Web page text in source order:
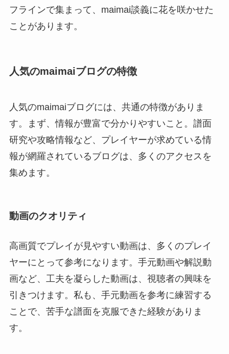
フラインで集まって、maimai談義に花を咲かせた
ことがあります。
人気のmaimaiブログの特徴
人気のmaimaiブログには、共通の特徴がありま
す。まず、情報が豊富で分かりやすいこと。譜面
研究や攻略情報など、プレイヤーが求めている情
報が網羅されているブログは、多くのアクセスを
集めます。
動画のクオリティ
高画質でプレイが見やすい動画は、多くのプレイ
ヤーにとって参考になります。手元動画や解説動
画など、工夫を凝らした動画は、視聴者の興味を
引きつけます。私も、手元動画を参考に練習する
ことで、苦手な譜面を克服できた経験がありま
す。